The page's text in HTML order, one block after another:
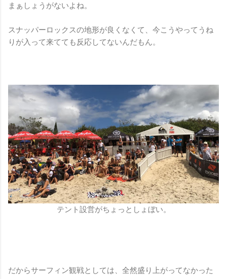
まぁしょうがないよね。
スナッパーロックスの地形が良くなくて、今こうやってうね
りが入って来てても反応してないんだもん。
テント設営がちょっとしょぼい。
だからサーフィン観戦としては、全然盛り上がってなかった